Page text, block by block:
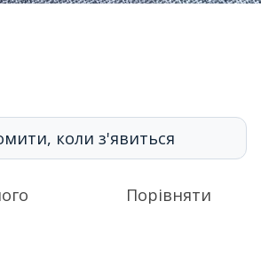
коли з'явиться
Порівняти